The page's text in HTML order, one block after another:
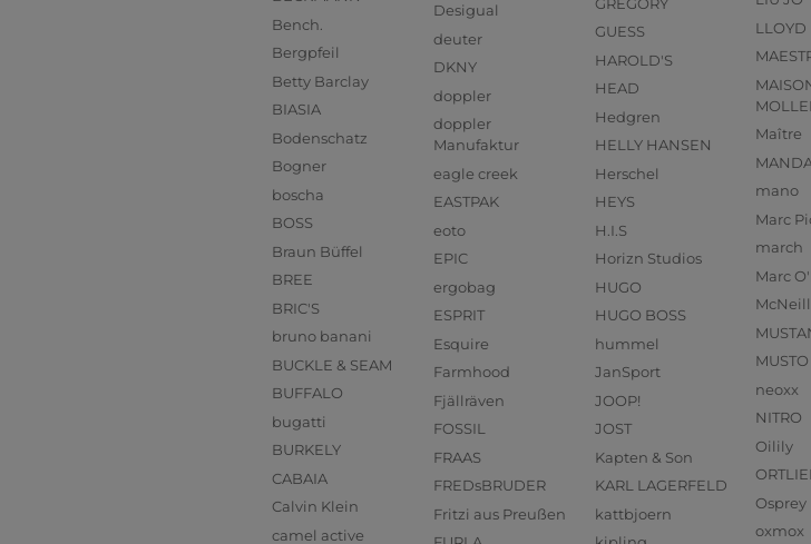
Bench.
Bergpfeil
Betty Barclay
BIASIA
Bodenschatz
Bogner
boscha
BOSS
Braun Büffel
BREE
BRIC'S
bruno banani
BUCKLE & SEAM
BUFFALO
bugatti
BURKELY
CABAIA
Calvin Klein
camel active
Desigual
deuter
DKNY
doppler
doppler
Manufaktur
eagle creek
EASTPAK
eoto
EPIC
ergobag
ESPRIT
Esquire
Farmhood
Fjällräven
FOSSIL
FRAAS
FREDsBRUDER
Fritzi aus Preußen
GUESS
HAROLD'S
HEAD
Hedgren
HELLY HANSEN
Herschel
HEYS
H.I.S
Horizn Studios
HUGO
HUGO BOSS
hummel
JanSport
JOOP!
JOST
Kapten & Son
KARL LAGERFELD
kattbjoern
LLOYD
Maître
mano
Marc
march
Marc
McNeill
MUSTO
neoxx
NITRO
Oilily
Osprey
oxmox